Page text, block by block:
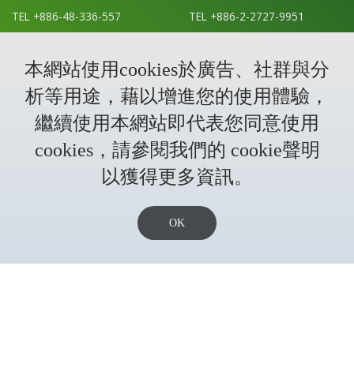
本網站使用cookies於廣告、社群與分
析等用途，藉以增進您的使用體驗，
繼續使用本網站即代表您同意使用
cookies，請參閱我們的 cookie聲明
以獲得更多資訊。
OK
TEL +886-48-336-557
ysair@ms21.hinet.net
TEL +886-2-2727-9951
taipei@ys-air.com.tw
台中分公司
台中市西屯區洛陽路103號
TEL +886-4-2313-5999
FAX: +886-4-2316-5358